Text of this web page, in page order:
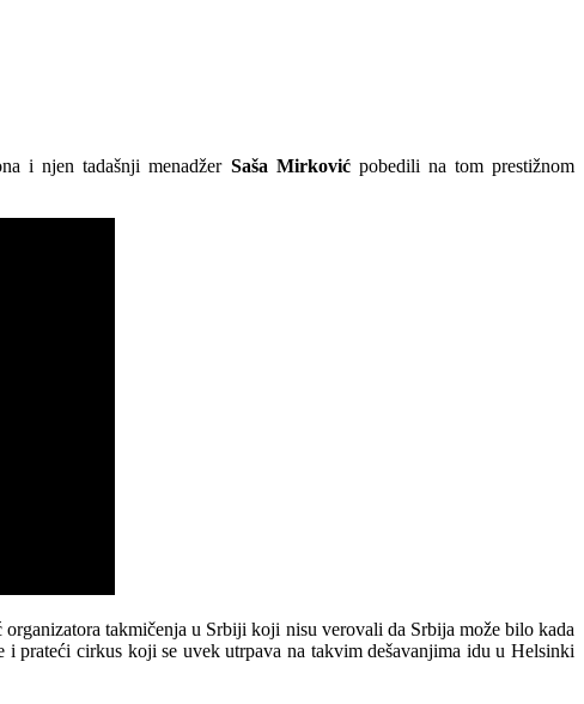
i njen tadašnji menadžer Saša Mirković pobedili na tom prestižnom
takmičenja u Srbiji koji nisu verovali da Srbija može bilo kada
prateći cirkus koji se uvek utrpava na takvim dešavanjima idu u Helsinki